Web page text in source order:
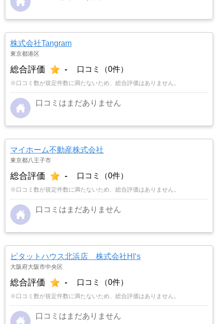
株式会社Tangram
東京都港区
総合評価 - 口コミ（0件）
※口コミ数が規定件数に満たないため、総合評価はありません。
口コミはまだありません
マイホーム不動産株式会社
東京都八王子市
総合評価 - 口コミ（0件）
※口コミ数が規定件数に満たないため、総合評価はありません。
口コミはまだありません
ピタットハウス北浜店 株式会社HI‘s
大阪府大阪市中央区
総合評価 - 口コミ（0件）
※口コミ数が規定件数に満たないため、総合評価はありません。
口コミはまだありません